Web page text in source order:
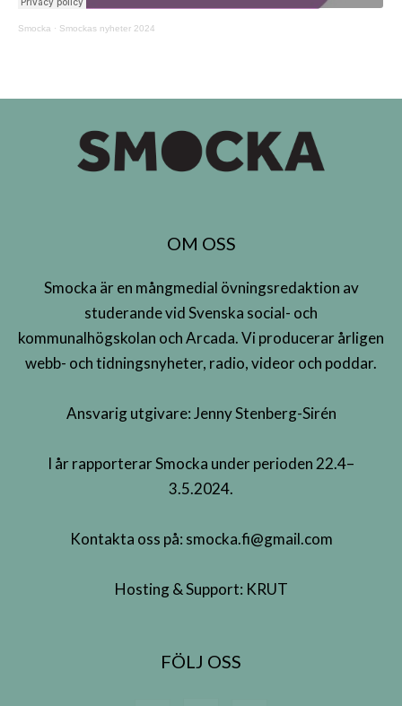
Smocka · Smockas nyheter 2024
OM OSS
Smocka är en mångmedial övningsredaktion av
studerande vid Svenska social- och
kommunalhögskolan och Arcada. Vi producerar årligen
webb- och tidningsnyheter, radio, videor och poddar.
Ansvarig utgivare: Jenny Stenberg-Sirén
I år rapporterar Smocka under perioden 22.4–
3.5.2024.
Kontakta oss på: smocka.fi@gmail.com
Hosting & Support: KRUT
FÖLJ OSS